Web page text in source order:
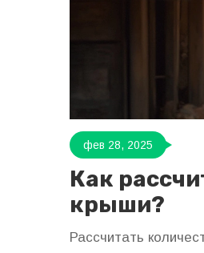
фев 28, 2025
Как
крыши?
Рассчитать